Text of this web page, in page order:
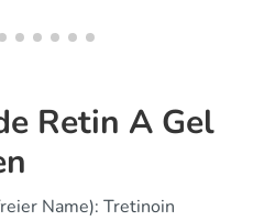
Retin A Gel
Name): Tretinoin